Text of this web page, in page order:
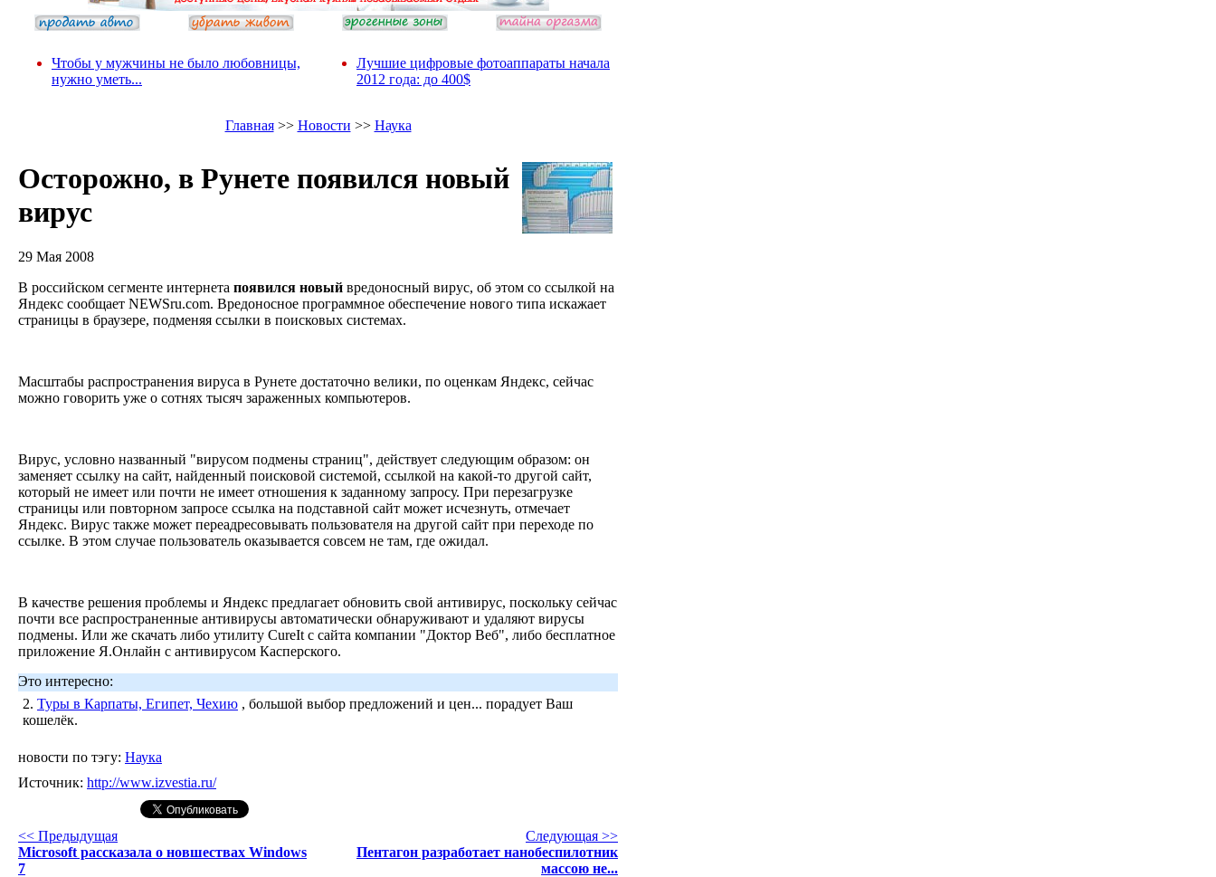
Чтобы у мужчины не было любовницы,
нужно уметь...
Лучшие цифровые фотоаппараты начала
2012 года: до 400$
Главная>> Новости >> Наука
Осторожно, в Рунете появился новый
вирус
29 Мая 2008
В российском сегменте интернета появился новый вредоносный вирус, об этом со ссылкой на
Яндекс сообщает NEWSru.com. Вредоносное программное обеспечение нового типа искажает
страницы в браузере, подменяя ссылки в поисковых системах.
Масштабы распространения вируса в Рунете достаточно велики, по оценкам Яндекс, сейчас
можно говорить уже о сотнях тысяч зараженных компьютеров.
Вирус, условно названный "вирусом подмены страниц", действует следующим образом: он
заменяет ссылку на сайт, найденный поисковой системой, ссылкой на какой-то другой сайт,
который не имеет или почти не имеет отношения к заданному запросу. При перезагрузке
страницы или повторном запросе ссылка на подставной сайт может исчезнуть, отмечает
Яндекс. Вирус также может переадресовывать пользователя на другой сайт при переходе по
ссылке. В этом случае пользователь оказывается совсем не там, где ожидал.
В качестве решения проблемы и Яндекс предлагает обновить свой антивирус, поскольку сейчас
почти все распространенные антивирусы автоматически обнаруживают и удаляют вирусы
подмены. Или же скачать либо утилиту CureIt с сайта компании "Доктор Веб", либо бесплатное
приложение Я.Онлайн с антивирусом Касперского.
Это интересно:
2. Туры в Карпаты, Египет, Чехию , большой выбор предложений и цен... порадует Ваш
кошелёк.
новости по тэгу: Наука
Источник: http://www.izvestia.ru/
<< Предыдущая
Microsoft рассказала о новшествах Windows
7
Следующая >>
Пентагон разработает нанобеспилотник
массою не...